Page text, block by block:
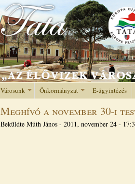
Városunk Önkormányzat E-ügyintézés
Meghívó a november 30-i
Beküldte Múth János - 2011, november 24 -